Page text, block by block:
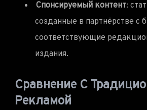
Спонсируемый контент:
созданные в партнёрстве с
соответствующие
издания.
Сравнение С
Рекламой